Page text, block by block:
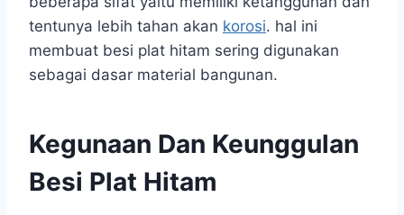
tentunya lebih tahan akan korosi. hal ini
membuat besi plat hitam sering digunakan
sebagai dasar material bangunan.
Kegunaan Dan Keunggulan
Besi Plat Hitam